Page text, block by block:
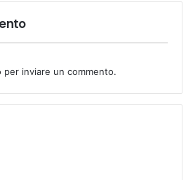
per inviare un commento.